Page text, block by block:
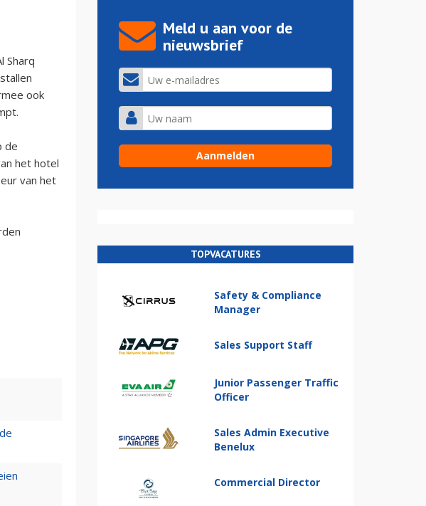
Sharq
ook
de
het hotel
van het
Meld u aan voor de
nieuwsbrief
TOPVACATURES
Safety & Compliance
Manager
Sales Support Staff
Junior Passenger Traffic
Officer
Sales Admin Executive
Benelux
Commercial Director